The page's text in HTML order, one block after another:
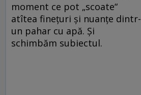
moment ce pot „scoate“
atîtea fineţuri şi nuanţe dintr-
un pahar cu apă. Şi
schimbăm subiectul.